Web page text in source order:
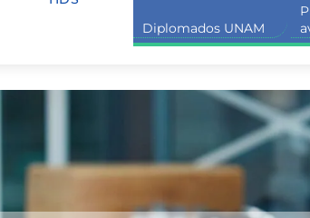
Diplomados UNAM